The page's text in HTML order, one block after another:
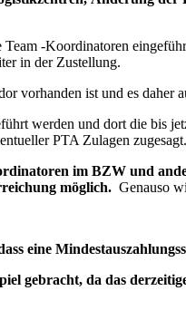
-Koordinatoren
in der Zustellung.
vorhanden ist und es daher
werden und dort die bis
PTA Zulagen zugesagt.
im BZW und
möglich. Genauso
eine
gebracht, da das